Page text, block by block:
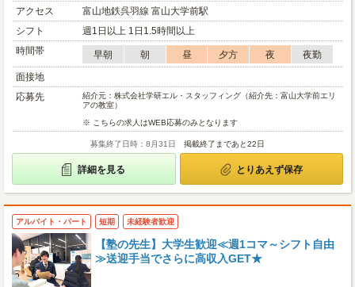
アクセス
富山地鉄呉羽線 富山大学前駅
シフト
週1日以上 1日1.5時間以上
時間帯
早朝 朝 昼 夕方 夜
夜勤
面接地
応募先
紹介元：株式会社学研エル・スタッフィング（紹介先：富山大学前エリ
アの教室）
※ こちらの求人はWEB応募のみとなります
募集終了日時：8月31日 掲載終了まであと22日
詳細を見る とりあえず保存
アルバイト・パート 短期 未経験者歓迎
【塾の先生】大学生歓迎≪週1コマ～シフト自由
≫送迎手当でさらに高収入GET★